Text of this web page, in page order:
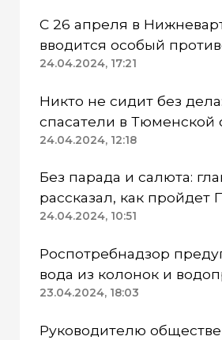
С 26 апреля в
вводится особый
режим
24.04.2024, 17:21
Никто не сидит без
спасатели в Тюменской
работают в две смены
24.04.2024, 12:18
Без парада и салюта:
рассказал, как пройдет
24.04.2024, 10:51
Роспотребнадзор
вода из колонок и
Казанском районе
23.04.2024, 18:03
Руководителю